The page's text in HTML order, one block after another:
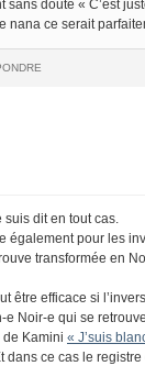
sans doute « C’est
nana ce serait
dit en tout cas.
également pour les
transformée en
être efficace si
e Noir-e qui se
Kamini « J’suis
ce cas le registre